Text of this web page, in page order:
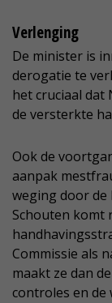
Verlenging
De minister is
derogatie te
het cruciaal dat
de versterkte
Ook de
aanpak
weging door de
Schouten komt
Commissie als
maakt ze dan
controles en